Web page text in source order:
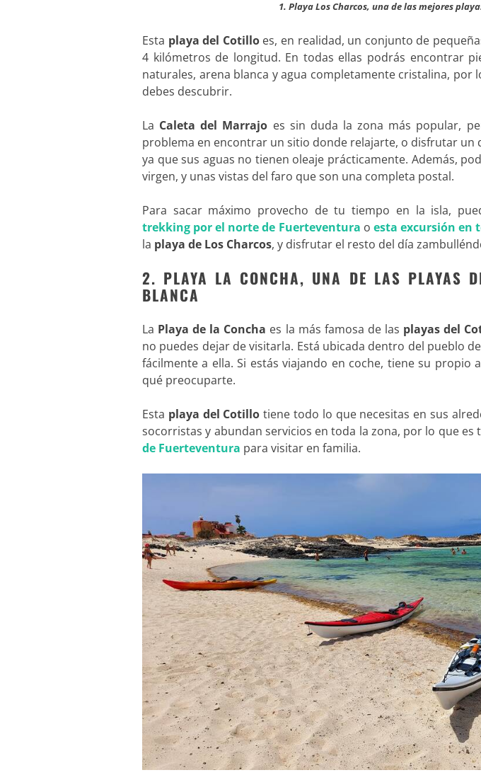
1. Playa Los Charcos, una de las mejores
Esta playa del Cotillo es, en realidad, un conjunto de
4 kilómetros de longitud. En todas ellas podrás encontrar
naturales, arena blanca y agua completamente cristalina, por
debes descubrir.
La Caleta del Marrajo es sin duda la zona más popular,
problema en encontrar un sitio donde relajarte, o disfrutar un
ya que sus aguas no tienen oleaje prácticamente. Además,
virgen, y unas vistas del faro que son una completa postal.
Para sacar máximo provecho de tu tiempo en la isla,
trekking por el norte de Fuerteventura o esta excursión en
la playa de Los Charcos, y disfrutar el resto del día
2. PLAYA LA CONCHA, UNA DE LAS PLAYAS
BLANCA
La Playa de la Concha es la más famosa de las playas del
no puedes dejar de visitarla. Está ubicada dentro del pueblo
fácilmente a ella. Si estás viajando en coche, tiene su propio
qué preocuparte.
Esta playa del Cotillo tiene todo lo que necesitas en sus
socorristas y abundan servicios en toda la zona, por lo que es
de Fuerteventura para visitar en familia.